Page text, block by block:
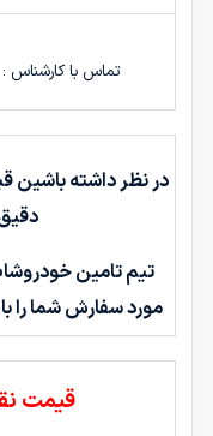
تماس با کارشناس :
در نظر داشته
تیم تامین
مورد سفارش شما را
قیمت